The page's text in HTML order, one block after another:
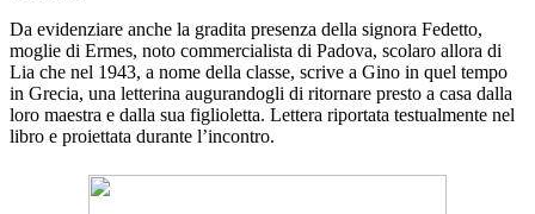
Da evidenziare anche la gradita presenza della signora Fedetto,
moglie di Ermes, noto commercialista di Padova, scolaro allora di
Lia che nel 1943, a nome della classe, scrive a Gino in quel tempo
in Grecia, una letterina augurandogli di ritornare presto a casa dalla
loro maestra e dalla sua figlioletta. Lettera riportata testualmente nel
libro e proiettata durante l’incontro.